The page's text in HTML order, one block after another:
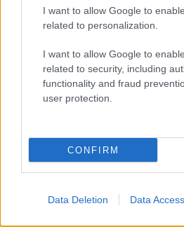
I want to allow Google to
related to personalization.
I want to allow Google to
related to security, including
functionality and fraud
user protection.
CONFIRM
Data Deletion Data Access